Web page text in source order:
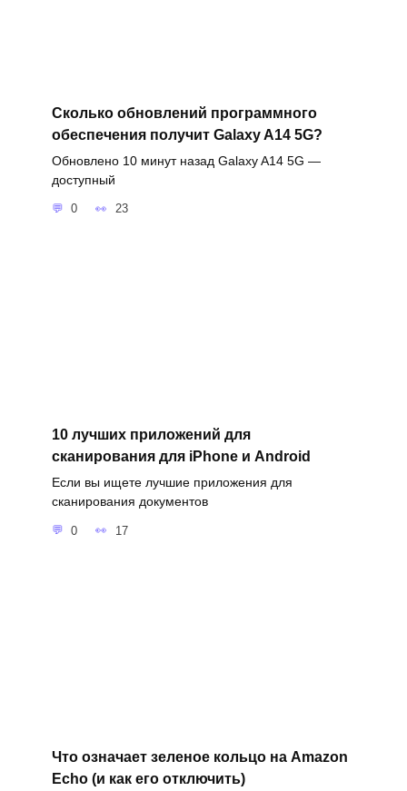
Сколько обновлений программного
обеспечения получит Galaxy A14 5G?
Обновлено 10 минут назад Galaxy A14 5G —
доступный
0 23
10 лучших приложений для
сканирования для iPhone и Android
Если вы ищете лучшие приложения для
сканирования документов
0 17
Что означает зеленое кольцо на Amazon
Echo (и как его отключить)